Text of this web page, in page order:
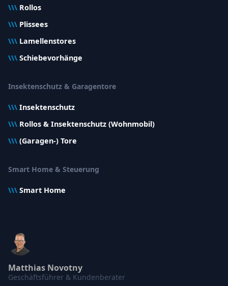
\\\ Rollos
\\\ Plissees
\\\ Lamellenstores
\\\ Schiebevorhänge
Insektenschutz & Garagentore
\\\ Insektenschutz
\\\ Rollos & Insektenschutz (Wohnmobil)
\\\ (Garagen-) Tore
Smart Home & Steuerung
\\\ Smart Home
Matthias Novotny
Geschäftsführer & Kundenberater